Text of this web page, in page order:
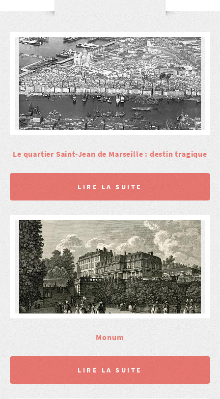
Le quartier Saint-Jean de Marseille : destin tragique
LIRE LA SUITE
Monum
LIRE LA SUITE